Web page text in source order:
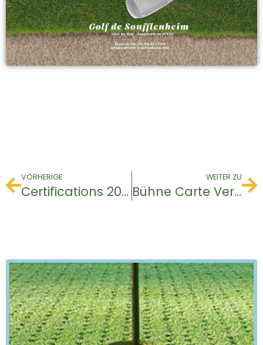
VORHERIGE
Certifications 2025 Golfamore
WEITER ZU
Bühne Carte Verte